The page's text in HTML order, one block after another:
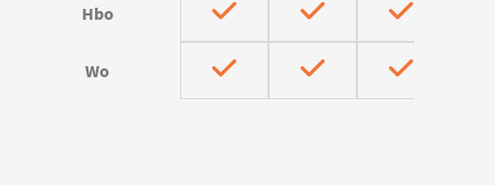
Hbo
Wo